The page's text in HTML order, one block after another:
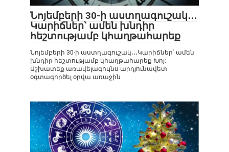
Նոյեմբերի 30-ի աստղագուշակ․․․
Կարիճներ՝ ամեն խնդիր
հեշտությամբ կհաղթահարեք
Նոյեմբերի 30-ի աստղագուշակ․․․Կարիճներ՝ ամեն
խնդիր հեշտությամբ կհաղթահարեք Խոյ:
Աշխատեք առավելագույնս արդյունավետ
օգտագործել օրվա առաջին